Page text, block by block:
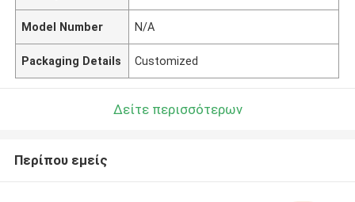
Model Number N/A
Packaging Details Customized
Δείτε περισσότερων
Περίπου εμείς